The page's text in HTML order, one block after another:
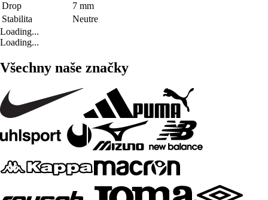
Drop
7 mm
Stabilita
Neutre
Loading...
Loading...
Všechny naše značky